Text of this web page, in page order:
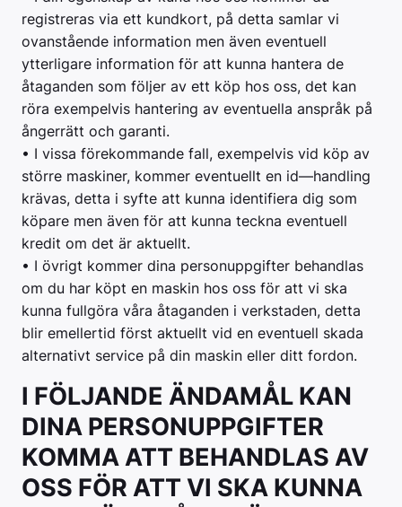
registreras via ett kundkort, på detta samlar vi
ovanstående information men även eventuell
ytterligare information för att kunna hantera de
åtaganden som följer av ett köp hos oss, det kan
röra exempelvis hantering av eventuella anspråk på
ångerrätt och garanti.
• I vissa förekommande fall, exempelvis vid köp av
större maskiner, kommer eventuellt en id—handling
krävas, detta i syfte att kunna identifiera dig som
köpare men även för att kunna teckna eventuell
kredit om det är aktuellt.
• I övrigt kommer dina personuppgifter behandlas
om du har köpt en maskin hos oss för att vi ska
kunna fullgöra våra åtaganden i verkstaden, detta
blir emellertid först aktuellt vid en eventuell skada
alternativt service på din maskin eller ditt fordon.
I FÖLJANDE ÄNDAMÅL KAN
DINA PERSONUPPGIFTER
KOMMA ATT BEHANDLAS AV
OSS FÖR ATT VI SKA KUNNA